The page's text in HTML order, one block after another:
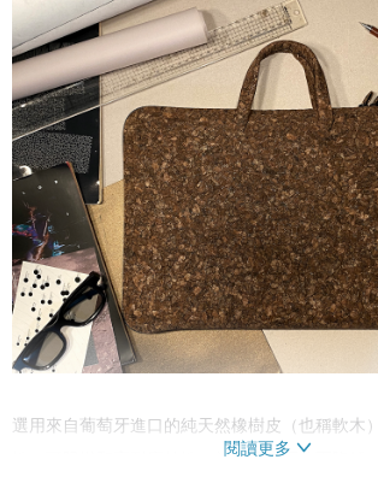
選用來自葡萄牙進口的純天然橡樹皮（也稱軟木
性、可阻燃和高耐磨特性，並可再生百分百降解
閱讀更多